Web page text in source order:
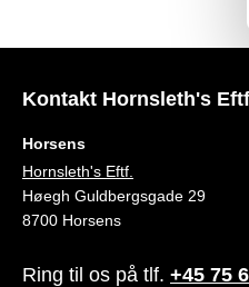
Kontakt Hornsleth's
Horsens
Hornsleth's Eftf.
Høegh Guldbergsgade 29
8700 Horsens
Ring til os på tlf. +45 75